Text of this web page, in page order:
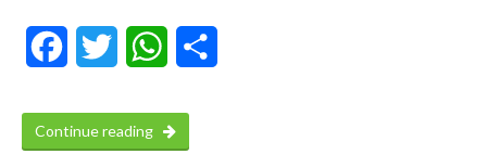
FacebookTwitter WhatsApp
Continue reading